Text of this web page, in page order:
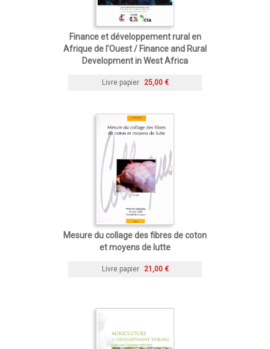
Finance et développement rural en
Afrique de l'Ouest / Finance and Rural
Development in West Africa
Livre papier 25,00 €
Mesure du collage des fibres de coton
et moyens de lutte
Livre papier 21,00 €